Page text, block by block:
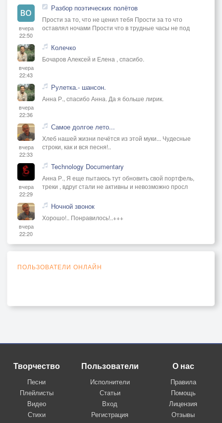
вчера
22:50
Разбор поэтических полётов
Прости за то, что не ценил тебя Прости за то что
оставлял ночами Прости что в трудные часы не под
вчера
22:43
Колечко
Бочаров Алексей и Елена , спасибо.
вчера
22:36
Рулетка.- шансон.
Анна Р., спасибо Анна. Да я больше лирик.
вчера
22:33
Самое долгое лето...
Хлеб нашей жизни печётся из этой муки... Чудесные
строки, как и вся песня!..
вчера
22:29
Technology Documentary
Анна Р., Я еще пытаюсь тут обновить свой портфель,
треки , вдруг стали не активны и невозможно просл
вчера
22:20
Ночной звонок
Хорошо!.. Понравилось!..+++
ПОЛЬЗОВАТЕЛИ ОНЛАЙН
Творчество
Песни
Плейлисты
Видео
Стихи
Пользователи
Исполнители
Статьи
Вход
Регистрация
О нас
Правила
Помощь
Лицензия
Отзывы